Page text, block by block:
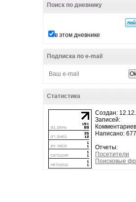
Поиск по дневнику
в этом дневнике
Подписка по e-mail
Статистика
Создан:
Записей:
Написано:
Отчеты:
Посетители
Поисковые